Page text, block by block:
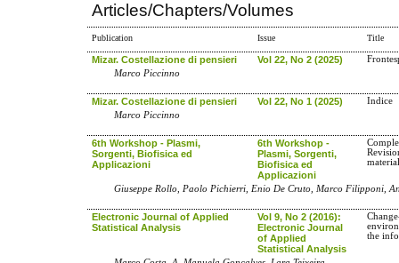
Articles/Chapters/Volumes
Publication Issue Title
Mizar. Costellazione di pensieri Vol 22, No 2 (2025)
Marco Piccinno
Mizar. Costellazione di pensieri Vol 22, No 1 (2025)
Indice
Marco Piccinno
6th Workshop - Plasmi,
Sorgenti, Biofisica ed
Applicazioni
6th Workshop -
Plasmi, Sorgenti,
Biofisica ed
Applicazioni
Giuseppe Rollo, Paolo Pichierri, Enio De Cruto, Marco Filipponi,
Electronic Journal of Applied
Statistical Analysis
Vol 9, No 2 (2016):
Electronic Journal
of Applied
Statistical Analysis
the